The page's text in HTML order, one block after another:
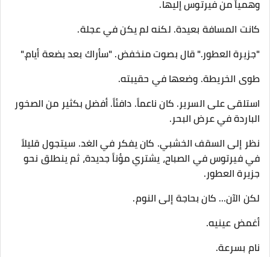
وهمياً من فيرتوس إليها.
كانت المسافة بعيدة. لكنه لم يكن في عجلة.
"جزيرة العطور." قال بصوت منخفض. "سأراك بعد بضعة أيام."
طوى الخريطة. وضعها في حقيبته.
استلقى على السرير. كان ناعماً. دافئاً. أفضل بكثير من الصخور
الباردة في عرض البحر.
نظر إلى السقف الخشبي. كان يفكر في الغد. سيتجول قليلاً
في فيرتوس في الصباح، يشتري مؤناً جديدة، ثم ينطلق نحو
جزيرة العطور.
لكن الآن... كان بحاجة إلى النوم.
أغمض عينيه.
نام بسرعة.